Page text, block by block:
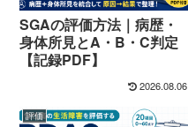
SGAの評価方法｜病歴・
身体所見とA・B・C判定
【記録PDF】
2026.08.06
評価